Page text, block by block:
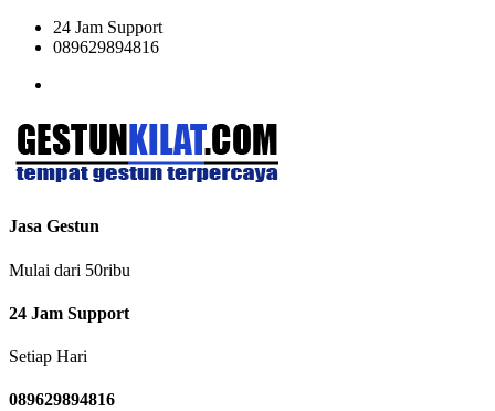
24 Jam Support
089629894816
Jasa Gestun
Mulai dari 50ribu
24 Jam Support
Setiap Hari
089629894816